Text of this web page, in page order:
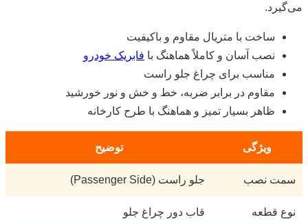
می‌گیرد.
ساخت با متریال مقاوم و باکیفیت
نصب آسان و کاملاً هماهنگ با فابریک خودرو
مناسب برای چراغ جلو راست
مقاوم در برابر ضربه، خط و خش و نور خورشید
ظاهر بسیار تمیز و هماهنگ با طرح کارخانه
ویژگی توضیح
سمت نصب جلو راست (Passenger Side)
نوع قطعه قاب دور چراغ جلو